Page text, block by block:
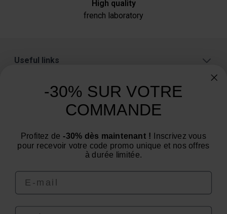
High quality
french laboratory
Useful links
We are at your service from Monday to Friday: from 9
am to 12 pm and from 2 pm to 4 pm
-30% SUR VOTRE
COMMANDE
Profitez de -30% dès maintenant ! Inscrivez vous
pour recevoir votre code promo unique et nos offres
à durée limitée.
Email
Prénom